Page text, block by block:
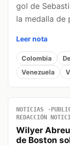
gol de
la medalla de
Leer nota
Colombia
Venezuela
NOTICIAS
REDACCIÓN
Wilyer
de Boston